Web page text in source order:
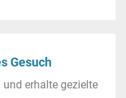
Gesuch
erhalte gezielte